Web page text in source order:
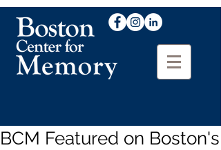
BCM Featured on Boston's